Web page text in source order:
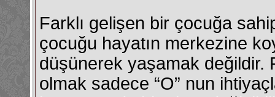
Farklı gelişen bir çocuğa
çocuğu hayatın merkezine
düşünerek yaşamak değildir.
olmak sadece “O” nun